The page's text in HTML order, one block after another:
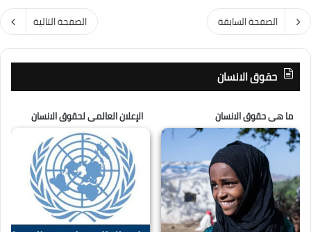
الصفحة السابقة الصفحة التالية
حقوق الانسان
ما هى حقوق الانسان الإعلان العالمى لحقوق الانسان